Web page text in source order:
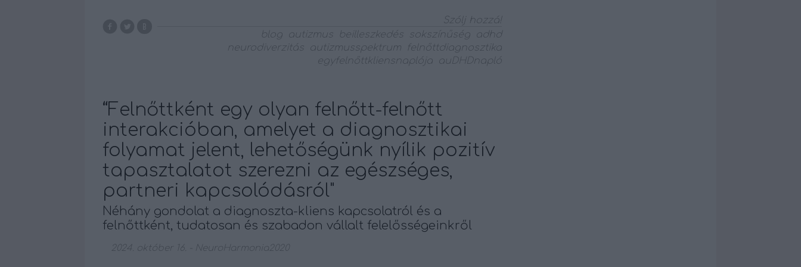
Szólj hozzá!
blog
autizmus beilleszkedés sokszínűség
adhd
neurodiverzitás
autizmusspektrum
felnőttdiagnosztika
egyfelnőttkliensnaplója
auDHDnapló
“Felnőttként egy olyan felnőtt-felnőtt
interakcióban, amelyet a diagnosztikai
folyamat jelent, lehetőségünk nyílik pozitív
tapasztalatot szerezni az egészséges,
partneri kapcsolódásról"
Néhány gondolat a diagnoszta-kliens kapcsolatról és a
felnőttként, tudatosan és szabadon vállalt felelősségeinkről
2024. október 16. NeuroHarmonia2020